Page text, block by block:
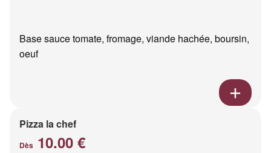
Base sauce tomate, fromage, viande hachée, boursin,
oeuf
Pizza la chef
Dès 10.00 €